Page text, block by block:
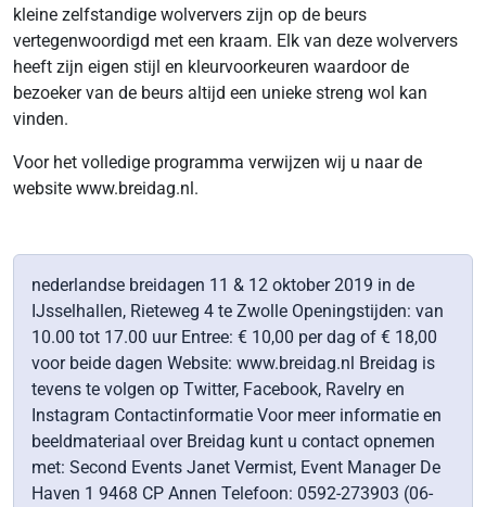
kleine zelfstandige wolververs zijn op de beurs
vertegenwoordigd met een kraam. Elk van deze wolververs
heeft zijn eigen stijl en kleurvoorkeuren waardoor de
bezoeker van de beurs altijd een unieke streng wol kan
vinden.
Voor het volledige programma verwijzen wij u naar de
website www.breidag.nl.
nederlandse breidagen 11 & 12 oktober 2019 in de
IJsselhallen, Rieteweg 4 te Zwolle Openingstijden: van
10.00 tot 17.00 uur Entree: € 10,00 per dag of € 18,00
voor beide dagen Website: www.breidag.nl Breidag is
tevens te volgen op Twitter, Facebook, Ravelry en
Instagram Contactinformatie Voor meer informatie en
beeldmateriaal over Breidag kunt u contact opnemen
met: Second Events Janet Vermist, Event Manager De
Haven 1 9468 CP Annen Telefoon: 0592-273903 (06-